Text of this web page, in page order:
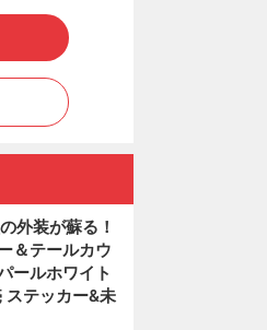
外装が蘇る！
＆テールカウ
ールホワイト
テッカー&未